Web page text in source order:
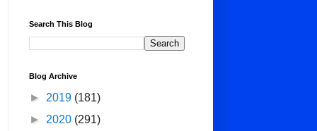
Search This Blog
Blog Archive
► 2019 (181)
► 2020 (291)